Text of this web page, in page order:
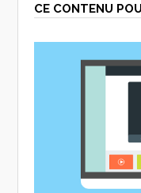
CE CONTENU